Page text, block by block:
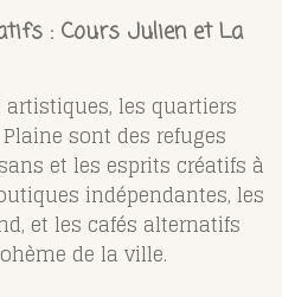
: Cours Julien et La
les quartiers
sont des refuges
et les esprits créatifs à
indépendantes, les
et les cafés alternatifs
de la ville.